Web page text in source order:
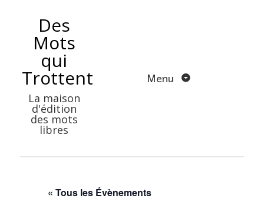
contenu
Des
Mots
qui
Trottent
La maison
d'édition
des mots
libres
Menu
« Tous les Évènements